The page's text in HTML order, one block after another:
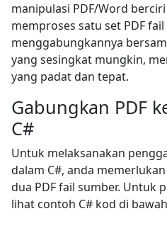
manipulasi PDF/Word
memproses satu set PDF fail
menggabungkannya
yang sesingkat mungkin,
yang padat dan tepat.
Gabungkan PDF
C#
Untuk melaksanakan
dalam C#, anda
dua PDF fail sumber. Untuk
lihat contoh C# kod di